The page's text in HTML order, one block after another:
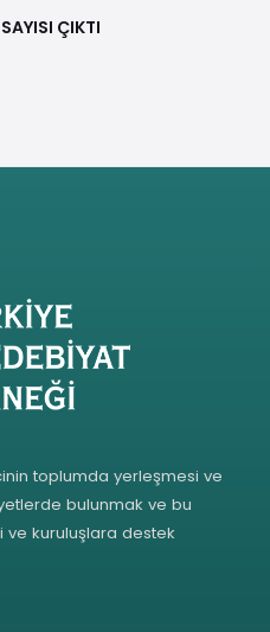
ÇIKTI
toplumda yerleşmesi ve
bulunmak ve bu
ve kuruluşlara destek